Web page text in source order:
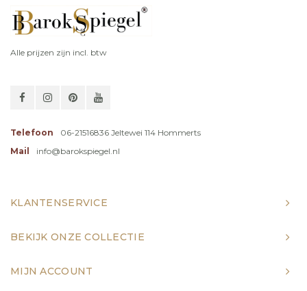
Alle prijzen zijn incl. btw
Telefoon
06-21516836 Jeltewei 114 Hommerts
Mail
info@barokspiegel.nl
KLANTENSERVICE
BEKIJK ONZE COLLECTIE
MIJN ACCOUNT